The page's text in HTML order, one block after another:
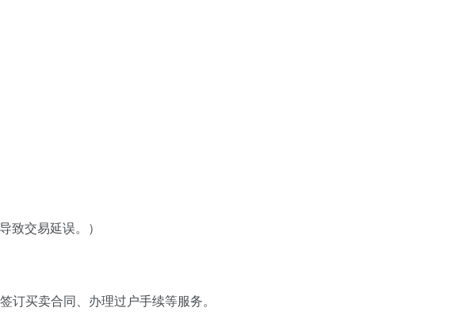
交易延误。）
买卖合同、办理过户手续等服务。